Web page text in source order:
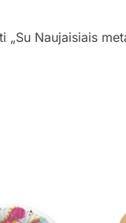
„Su Naujaisiais